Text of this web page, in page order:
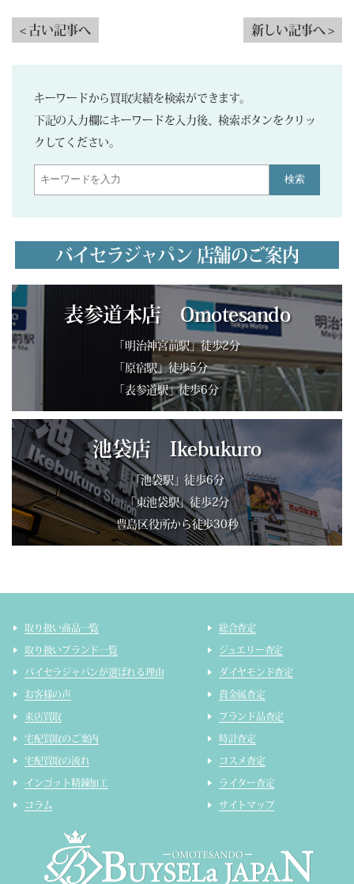
< 古い記事へ 新しい記事へ >
キーワードから買取実績を検索ができます。
下記の入力欄にキーワードを入力後、検索ボタンをクリッ
クしてください。
検索
バイセラジャパン 店舗のご案内
表参道本店 Omotesando
「明治神宮前駅」徒歩2分
「原宿駅」徒歩5分
「表参道駅」徒歩6分
池袋店 Ikebukuro
「池袋駅」徒歩6分
「東池袋駅」徒歩2分
豊島区役所から徒歩30秒
取り扱い商品一覧
取り扱いブランド一覧
バイセラジャパンが選ばれる理由
お客様の声
来店買取
宅配買取のご案内
宅配買取の流れ
インゴット精錬加工
コラム
総合査定
ジュエリー査定
ダイヤモンド査定
貴金属査定
ブランド品査定
時計査定
コスメ査定
ライター査定
サイトマップ